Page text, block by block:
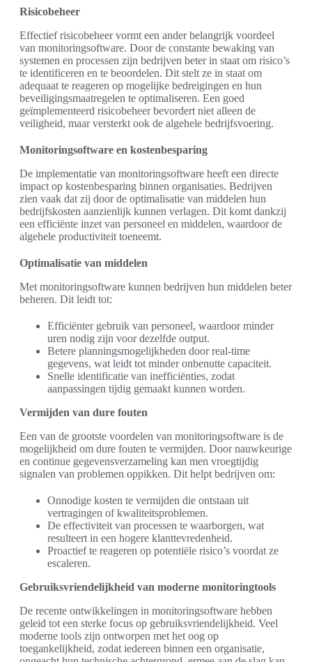
Risicobeheer
Effectief risicobeheer vormt een ander belangrijk voordeel
van monitoringsoftware. Door de constante bewaking van
systemen en processen zijn bedrijven beter in staat om risico’s
te identificeren en te beoordelen. Dit stelt ze in staat om
adequaat te reageren op mogelijke bedreigingen en hun
beveiligingsmaatregelen te optimaliseren. Een goed
geïmplementeerd risicobeheer bevordert niet alleen de
veiligheid, maar versterkt ook de algehele bedrijfsvoering.
Monitoringsoftware en kostenbesparing
De implementatie van monitoringsoftware heeft een directe
impact op kostenbesparing binnen organisaties. Bedrijven
zien vaak dat zij door de optimalisatie van middelen hun
bedrijfskosten aanzienlijk kunnen verlagen. Dit komt dankzij
een efficiënte inzet van personeel en middelen, waardoor de
algehele productiviteit toeneemt.
Optimalisatie van middelen
Met monitoringsoftware kunnen bedrijven hun middelen beter
beheren. Dit leidt tot:
Efficiënter gebruik van personeel, waardoor minder
uren nodig zijn voor dezelfde output.
Betere planningsmogelijkheden door real-time
gegevens, wat leidt tot minder onbenutte capaciteit.
Snelle identificatie van inefficiënties, zodat
aanpassingen tijdig gemaakt kunnen worden.
Vermijden van dure fouten
Een van de grootste voordelen van monitoringsoftware is de
mogelijkheid om dure fouten te vermijden. Door nauwkeurige
en continue gegevensverzameling kan men vroegtijdig
signalen van problemen oppikken. Dit helpt bedrijven om:
Onnodige kosten te vermijden die ontstaan uit
vertragingen of kwaliteitsproblemen.
De effectiviteit van processen te waarborgen, wat
resulteert in een hogere klanttevredenheid.
Proactief te reageren op potentiële risico’s voordat ze
escaleren.
Gebruiksvriendelijkheid van moderne monitoringtools
De recente ontwikkelingen in monitoringsoftware hebben
geleid tot een sterke focus op gebruiksvriendelijkheid. Veel
moderne tools zijn ontworpen met het oog op
toegankelijkheid, zodat iedereen binnen een organisatie,